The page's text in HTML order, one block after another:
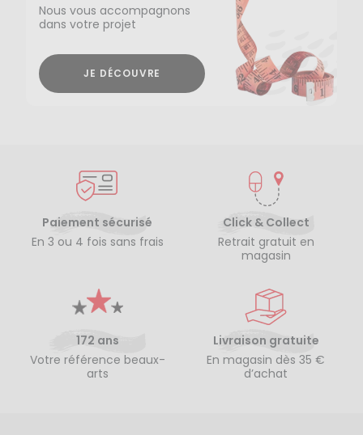
Nous vous accompagnons
dans votre projet
JE DÉCOUVRE
Paiement sécurisé
En 3 ou 4 fois sans frais
Click & Collect
Retrait gratuit en
magasin
172 ans
Votre référence beaux-
arts
Livraison gratuite
En magasin dès 35 €
d’achat